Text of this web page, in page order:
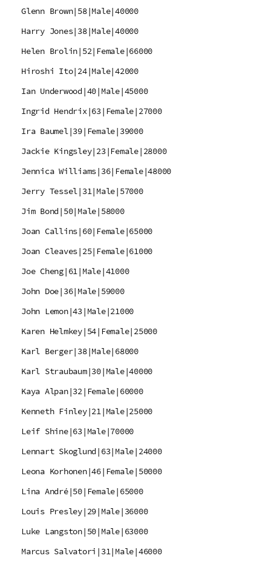
Glenn Brown|58|Male|40000
Harry Jones|38|Male|40000
Helen Brolin|52|Female|66000
Hiroshi Ito|24|Male|42000
Ian Underwood|40|Male|45000
Ingrid Hendrix|63|Female|27000
Ira Baumel|39|Female|39000
Jackie Kingsley|23|Female|28000
Jennica Williams|36|Female|48000
Jerry Tessel|31|Male|57000
Jim Bond|50|Male|58000
Joan Callins|60|Female|65000
Joan Cleaves|25|Female|61000
Joe Cheng|61|Male|41000
John Doe|36|Male|59000
John Lemon|43|Male|21000
Karen Helmkey|54|Female|25000
Karl Berger|38|Male|68000
Karl Straubaum|30|Male|40000
Kaya Alpan|32|Female|60000
Kenneth Finley|21|Male|25000
Leif Shine|63|Male|70000
Lennart Skoglund|63|Male|24000
Leona Korhonen|46|Female|50000
Lina André|50|Female|65000
Louis Presley|29|Male|36000
Luke Langston|50|Male|63000
Marcus Salvatori|31|Male|46000